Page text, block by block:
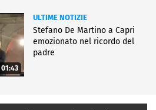
01:43
ULTIME NOTIZIE
Stefano De Martino a Capri
emozionato nel ricordo del
padre